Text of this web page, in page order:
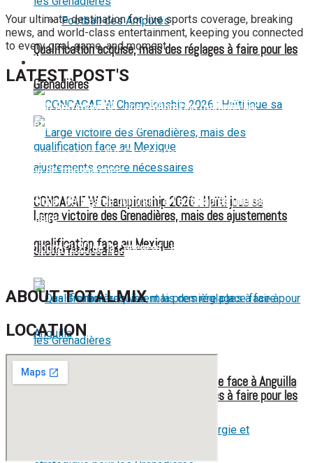
Football des Amputés
CONCACAF W Championship 2026 : Haïti joue sa
qualification face au Mexique
Qualification acquise, mais des réglages à faire pour les
Qualification acquise, mais des réglages à faire pour les
Grenadières
Large victoire des Grenadières, mais des ajustements
encore nécessaires
Les Grenadières visent la première place face à Anguilla
Your ultimate destination for live sports coverage, breaking
news, and world-class entertainment, keeping you connected
to every goal, game, and moment.
LATEST POST'S
52 ans du Baltimore SC : une célébration marquée par
l’inquiétude et les interrogations
FIFA sous pression : l’UEFA et la Concacaf dénoncent un
manque de transparence
Jean-Ricner Bellegarde contraint à l’arrêt après une blessure
musculaire
Championnat U20 de la Concacaf : Haïti s’incline lourdement
ABOUT TOTALMIX
LOCATION